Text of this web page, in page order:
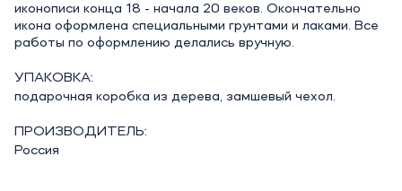
иконописи конца 18 - начала 20 веков. Окончательно
икона оформлена специальными грунтами и лаками. Все
работы по оформлению делались вручную.
УПАКОВКА:
подарочная коробка из дерева, замшевый чехол.
ПРОИЗВОДИТЕЛЬ:
Россия